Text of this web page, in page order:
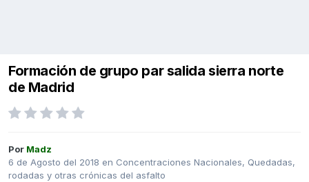
Formación de grupo par salida sierra norte
de Madrid
Por Madz
6 de Agosto del 2018 en Concentraciones Nacionales, Quedadas,
rodadas y otras crónicas del asfalto